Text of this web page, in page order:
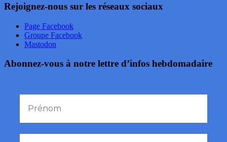
Rejoignez-nous sur les réseaux sociaux
Page Facebook
Groupe Facebook
Mastodon
Abonnez-vous à notre lettre d’infos hebdomadaire